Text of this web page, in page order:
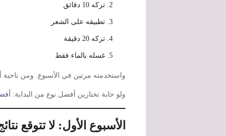
تركه 10 دقائق
تطبيقه على الشعر
تركه 20 دقيقة
غسله بالماء فقط
واستخدمته مرتين في الأسبوع. ومن
ولو حابة تختارين أفضل نوع من البداية:
الأسبوع الأول: لا تتوقع